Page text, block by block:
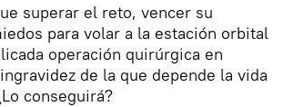
superar el reto, vencer su
para volar a la estación orbital
operación quirúrgica en
de la que depende la vida
conseguirá?